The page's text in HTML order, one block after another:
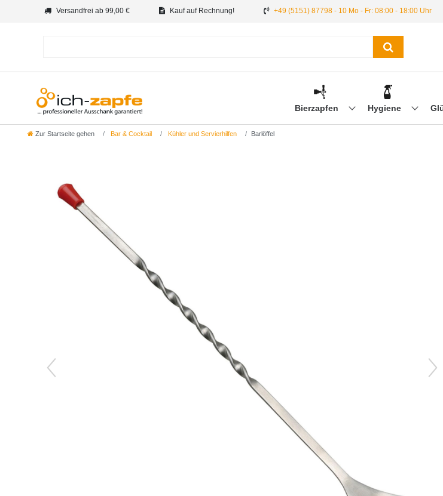
Versandfrei ab 99,00 € Kauf auf Rechnung! +49 (5151) 87798 - 10 Mo - Fr: 08:00 - 18:00 Uhr
Bierzapfen Hygiene
Zur Startseite gehen Bar & Cocktail Kühler und Servierhilfen Barlöffel